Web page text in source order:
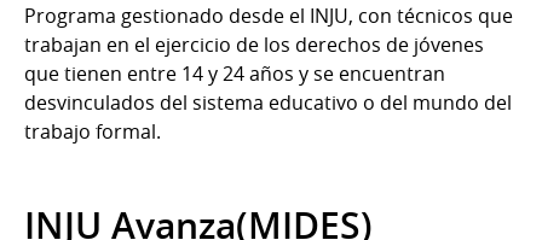
Programa gestionado desde el INJU, con técnicos que
trabajan en el ejercicio de los derechos de jóvenes
que tienen entre 14 y 24 años y se encuentran
desvinculados del sistema educativo o del mundo del
trabajo formal.
INJU Avanza(MIDES)